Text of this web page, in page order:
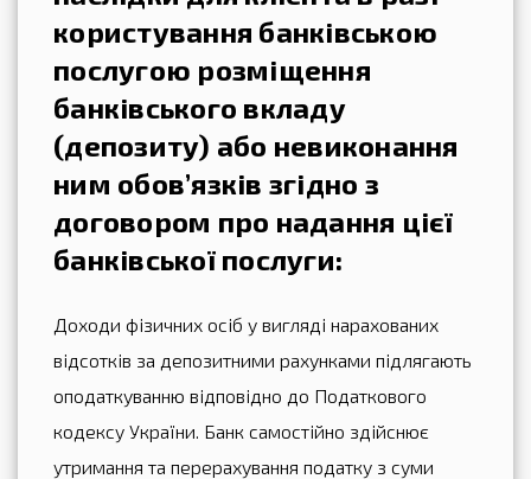
користування банківською
послугою розміщення
банківського вкладу
(депозиту) або невиконання
ним обов’язків згідно з
договором про надання цієї
банківської послуги:
Доходи фізичних осіб у вигляді нарахованих
відсотків за депозитними рахунками підлягають
оподаткуванню відповідно до Податкового
кодексу України. Банк самостійно здійснює
утримання та перерахування податку з суми